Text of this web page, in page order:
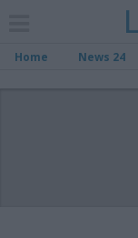
Home News 24